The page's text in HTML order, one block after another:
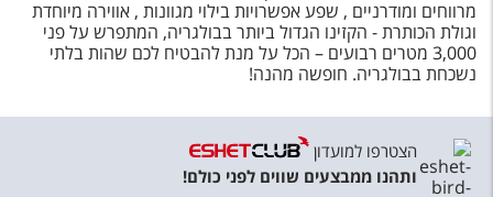
הרגע האחרון
חבילות בריאות וספא
מלונות בחו"ל
Русский
מרווחים ומודרניים , שפע אפשרויות בילוי מגוונות , אווירה מיוחדת
וגולת הכותרת - הקזינו הגדול ביותר בבולגריה, המתפרש על פני
3,000 מטרים רבועים – הכל על מנת להבטיח לכם שהות בלתי
נשכחת בבולגריה. חופשה מהנה!
הצטרפו למועדון
ותהנו ממבצעים שווים לפני כולם!